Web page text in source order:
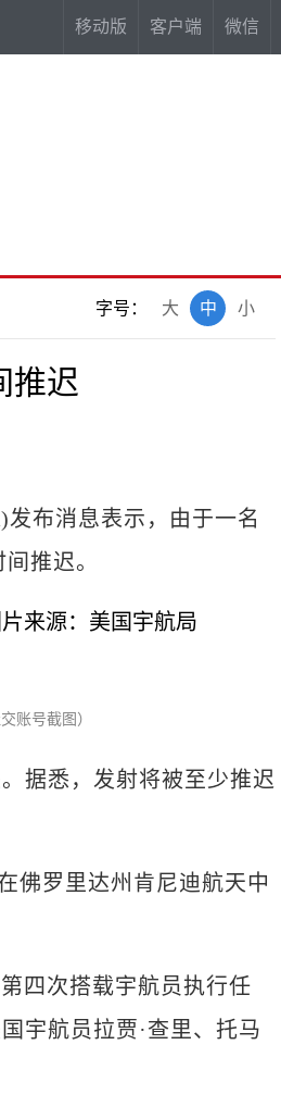
移动版 客户端 微信
字号： 小
中
大
推迟
布消息表示，由于一名
推迟。
账号截图）
据悉，发射将被至少推迟
罗里达州肯尼迪航天中
四次搭载宇航员执行任
宇航员拉贾·查里、托马